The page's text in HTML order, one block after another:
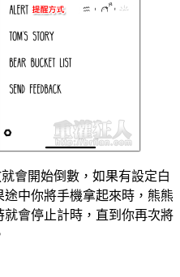
會開始倒數，如果有設定白
中你將手機拿起來時，熊熊
會停止計時，直到你再次將